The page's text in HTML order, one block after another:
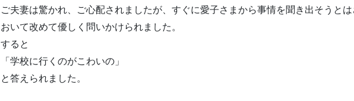
ご夫妻は驚かれ、ご心配されましたが、すぐに愛子さまから事情を聞き出そうと
おいて改めて優しく問いかけられました。
すると
「学校に行くのがこわいの」
と答えられました。